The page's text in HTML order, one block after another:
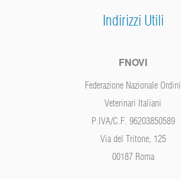
Indirizzi Utili
FNOVI
Federazione Nazionale Ordini
Veterinari Italiani
P.IVA/C.F. 96203850589
Via del Tritone, 125
00187 Roma